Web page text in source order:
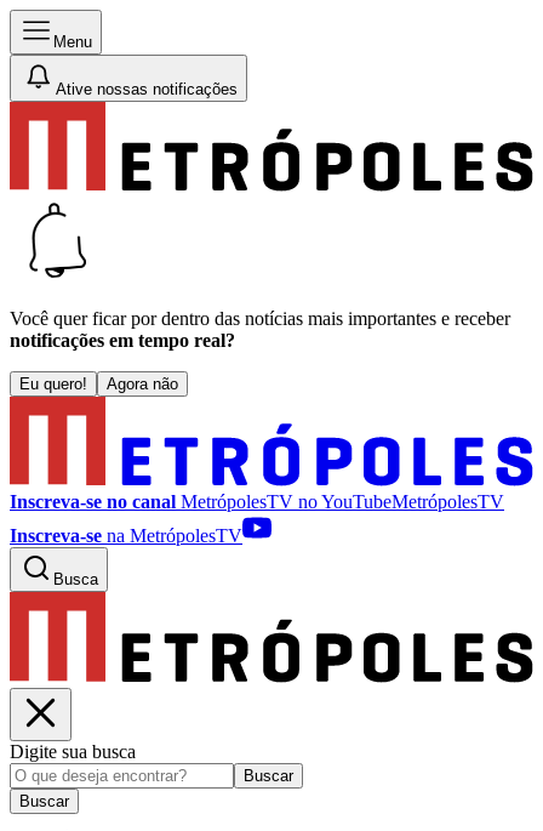
Menu
Ative nossas notificações
Você quer ficar por dentro das notícias mais importantes e receber
notificações em tempo real?
Eu quero! Agora não
Inscreva-se no canal MetrópolesTV noYouTubeMetrópolesTV
Inscreva-se na MetrópolesTV
Busca
Digite sua busca
Buscar
Buscar